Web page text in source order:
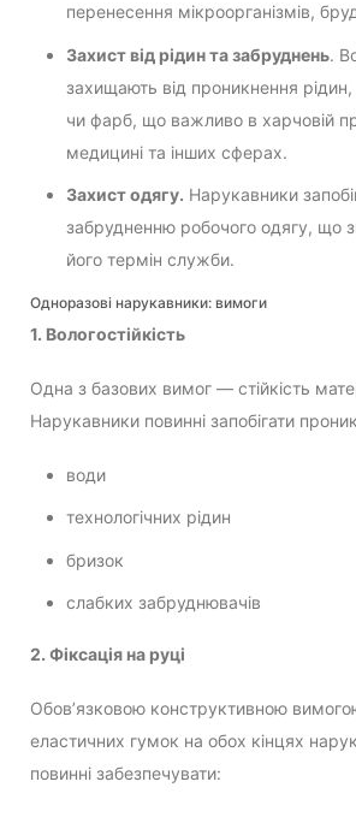
перенесення мікроорганізмів,
Захист від рідин та забруднень.
захищають від проникнення рідин,
чи фарб, що важливо в харчовій
медицині та інших сферах.
Захист одягу. Нарукавники
забрудненню робочого одягу, що
його термін служби.
Одноразові нарукавники: вимоги
1. Вологостійкість
Одна з базових вимог — стійкість
Нарукавники повинні запобігати
води
технологічних рідин
бризок
слабких забруднювачів
2. Фіксація на руці
Обов’язковою конструктивною
еластичних гумок на обох кінцях
повинні забезпечувати: